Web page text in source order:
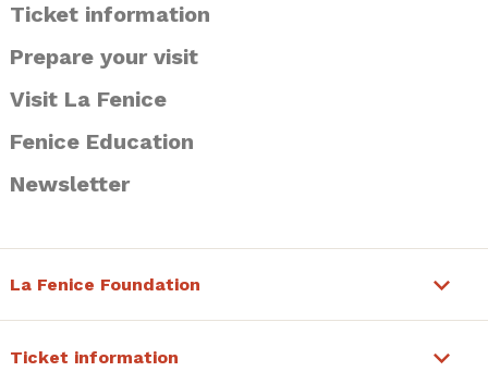
Ticket information
Prepare your visit
Visit La Fenice
Fenice Education
Newsletter
La Fenice Foundation
Ticket information